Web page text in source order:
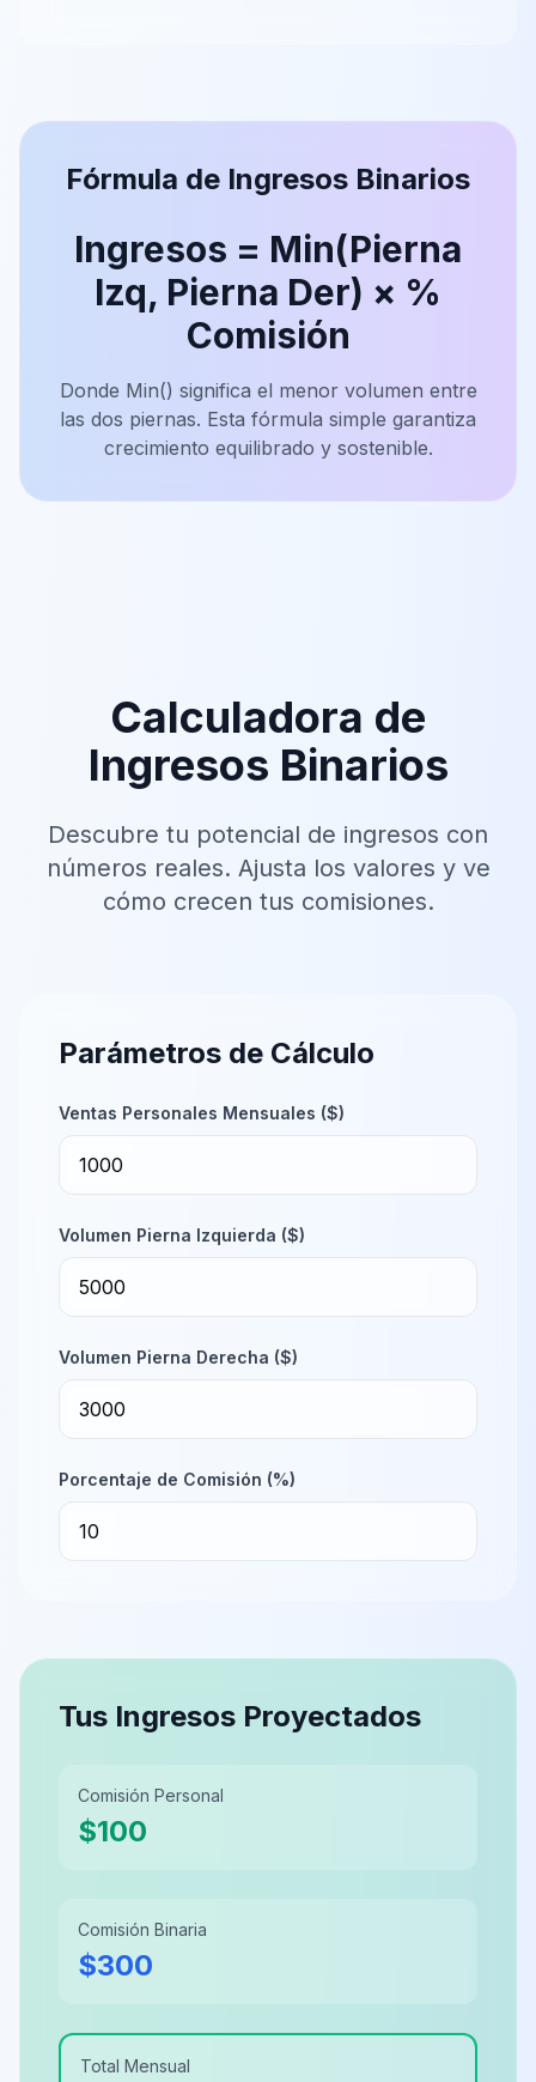
Fórmula de Ingresos Binarios
Ingresos = Min(Pierna
Izq, Pierna Der) × %
Comisión
Donde Min() significa el menor volumen entre
las dos piernas. Esta fórmula simple garantiza
crecimiento equilibrado y sostenible.
Calculadora de
Ingresos Binarios
Descubre tu potencial de ingresos con
números reales. Ajusta los valores y ve
cómo crecen tus comisiones.
Parámetros de Cálculo
Ventas Personales Mensuales ($)
Volumen Pierna Izquierda ($)
Volumen Pierna Derecha ($)
Porcentaje de Comisión (%)
Tus Ingresos Proyectados
Comisión Personal
$100
Comisión Binaria
$300
Total Mensual